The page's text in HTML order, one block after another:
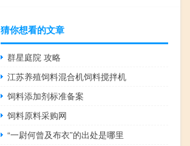
猜你想看的文章
群星庭院 攻略
江苏养殖饲料混合机饲料搅拌机
饲料添加剂标准备案
饲料原料采购网
“一尉何曾及布衣”的出处是哪里